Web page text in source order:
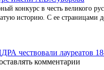
конкурс в честь великого
историю. С ее страницами
чествовали лауреатов
комментарии